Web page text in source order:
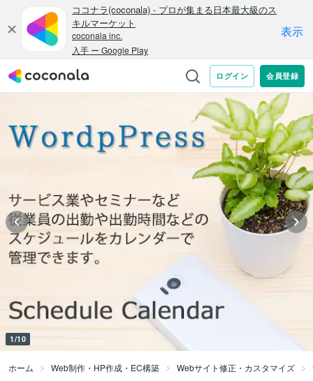
1/10
ホーム Web制作・HP作成・EC構築 Webサイト修正・カスタマイズ